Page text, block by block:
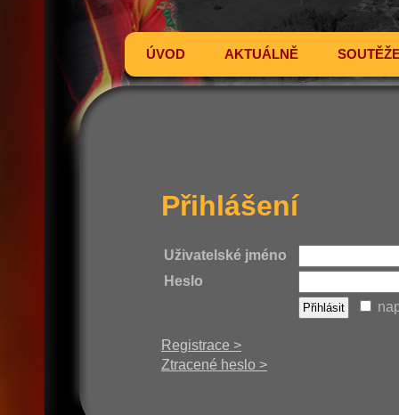
ÚVOD AKTUÁLNĚ
Přihlášení
Uživatelské jméno
Heslo
Registrace >
Ztracené heslo >